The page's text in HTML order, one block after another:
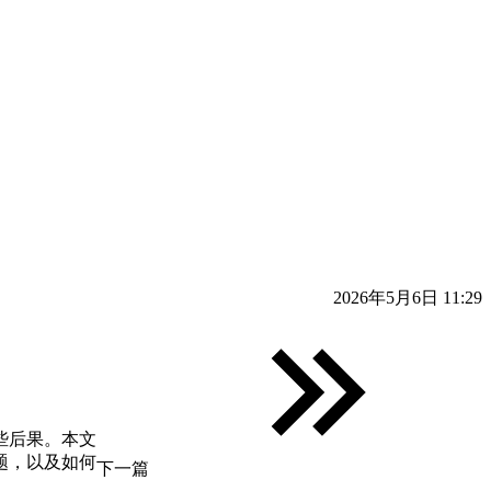
2026年5月6日 11:29
下一篇
后果。本文
，以及如何